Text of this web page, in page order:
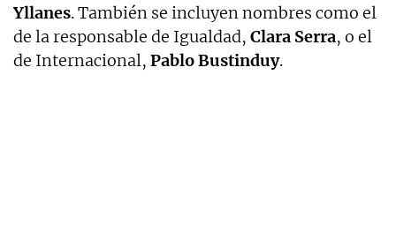
Yllanes. También se incluyen nombres como el
de la responsable de Igualdad, Clara Serra, o el
de Internacional, Pablo Bustinduy.